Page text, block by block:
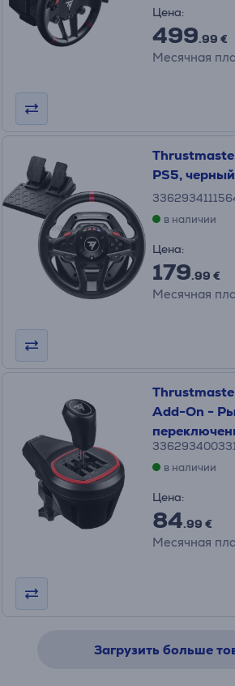
Цена:
499.99 €
Месячная
PS5,
в наличии
Цена:
179.99 €
Месячная
Add-On -
в наличии
Цена:
84.99 €
Месячная
Загрузить больше